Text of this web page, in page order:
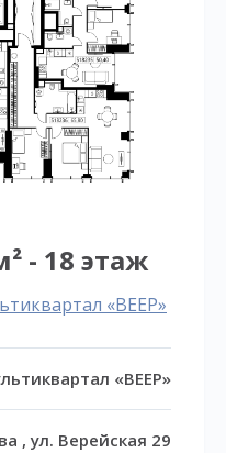
- 18 этаж
«ВЕЕР»
«ВЕЕР»
, ул. Верейская 29